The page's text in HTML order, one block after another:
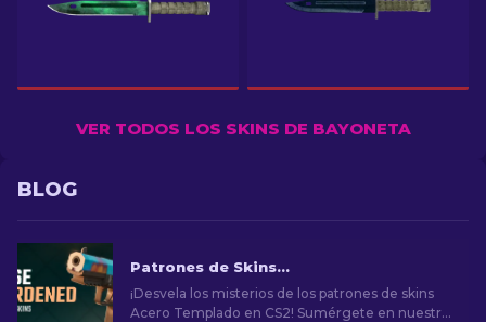
VER TODOS LOS SKINS DE BAYONETA
BLOG
Patrones de Skins Acero templado en CS2: Guía Completa [2026]
¡Desvela los misterios de los patrones de skins
Acero Templado en CS2! Sumérgete en nuestra